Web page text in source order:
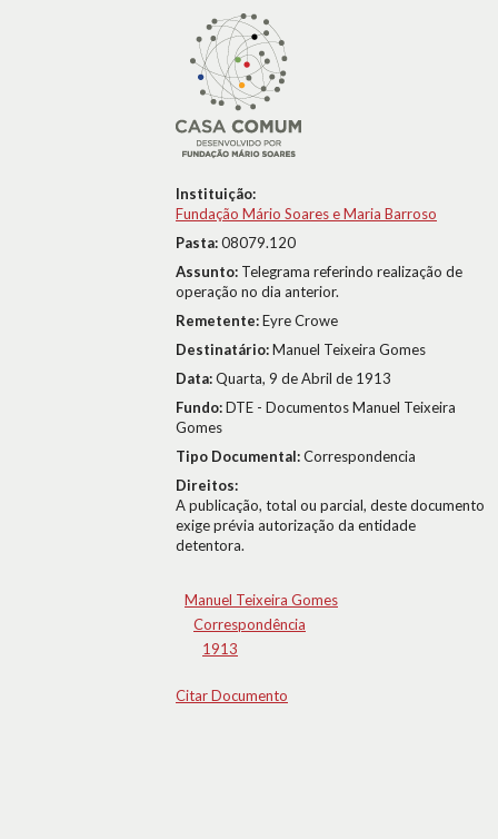
Instituição:
Fundação Mário Soares e Maria Barroso
Pasta:08079.120
Assunto: Telegrama referindo realização de
operação no dia anterior.
Remetente:Eyre Crowe
Destinatário:Manuel Teixeira Gomes
Data:Quarta, 9 de Abril de 1913
Fundo:DTE - Documentos Manuel Teixeira
Gomes
Tipo Documental:Correspondencia
Direitos:
A publicação, total ou parcial, deste documento
exige prévia autorização da entidade
detentora.
Manuel Teixeira Gomes
Correspondência
1913
Citar Documento